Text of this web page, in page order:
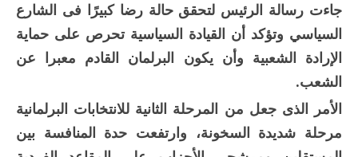
جاءت رسالة الرئيس لتحقق حالة رضا كبيرًا فى الشارع
السياسي وتؤكد أن القيادة السياسية تحرص على حماية
الإرادة الشعبية وأن يكون البرلمان القادم معبرا عن
الشعب.
الأمر الذى جعل من المرحلة الثانية للانتخابات البرلمانية
مرحلة شديدة السخونة، وارتفعت حدة المنافسة بين